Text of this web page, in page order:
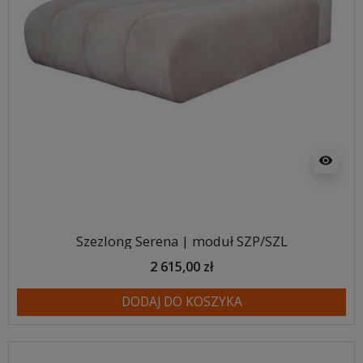
visibility
Szezlong Serena | moduł SZP/SZL
2 615,00 zł
DODAJ DO KOSZYKA